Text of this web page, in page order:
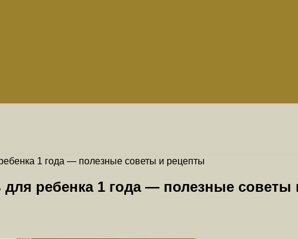
1 года — полезные советы и рецепты
для ребенка 1 года — полезные советы